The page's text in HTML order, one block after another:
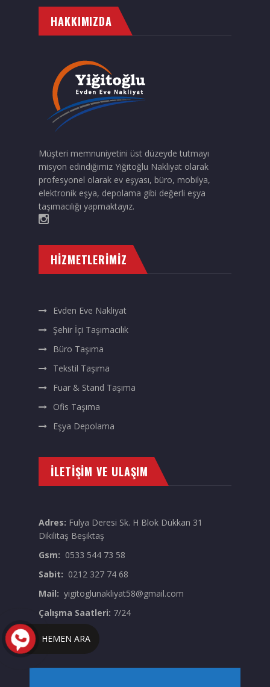
HAKKIMIZDA
Müşteri memnuniyetini üst düzeyde tutmayı
misyon edindiğimiz Yiğitoğlu Nakliyat olarak
profesyonel olarak ev eşyası, büro, mobilya,
elektronik eşya, depolama gibi değerli eşya
taşımacılığı yapmaktayız.
HIZMETLERIMIZ
Evden Eve Nakliyat
Şehir İçi Taşımacılık
Büro Taşıma
Tekstil Taşıma
Fuar & Stand Taşıma
Ofis Taşıma
Eşya Depolama
İLETIŞIM VE ULAŞIM
Adres: Fulya Deresi Sk. H Blok Dükkan 31
Dikilitaş Beşiktaş
Gsm: 0533 544 73 58
Sabit: 0212 327 74 68
Mail: yigitoglunakliyat58@gmail.com
Çalışma Saatleri: 7/24
HEMEN ARA